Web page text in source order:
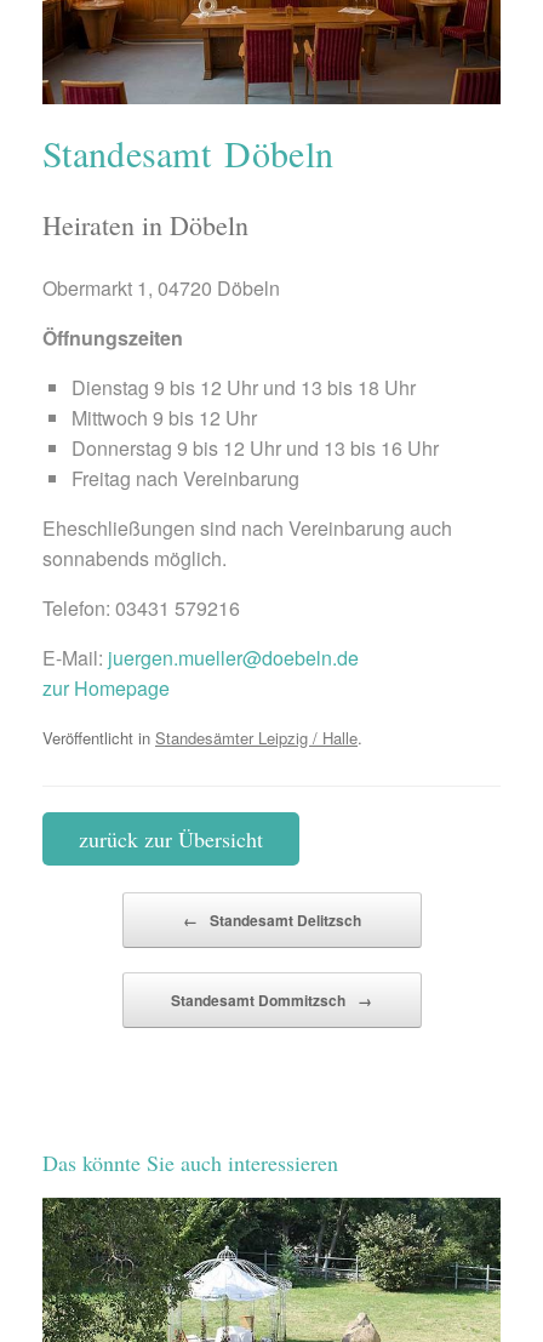
Standesamt Döbeln
Heiraten in Döbeln
Obermarkt 1, 04720 Döbeln
Öffnungszeiten
Dienstag 9 bis 12 Uhr und 13 bis 18 Uhr
Mittwoch 9 bis 12 Uhr
Donnerstag 9 bis 12 Uhr und 13 bis 16 Uhr
Freitag nach Vereinbarung
Eheschließungen sind nach Vereinbarung auch
sonnabends möglich.
Telefon: 03431 579216
E-Mail: juergen.mueller@doebeln.de
zur Homepage
Veröffentlicht in Standesämter Leipzig / Halle.
zurück zur Übersicht
← Standesamt Delitzsch
Standesamt Dommitzsch →
Das könnte Sie auch interessieren